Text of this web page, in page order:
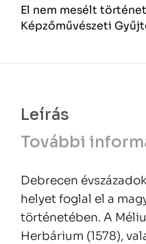
El nem mesélt
Képzőművészeti
Leírás
További
Debrecen
helyet foglal el a
történetében. A
Herbárium (1578),